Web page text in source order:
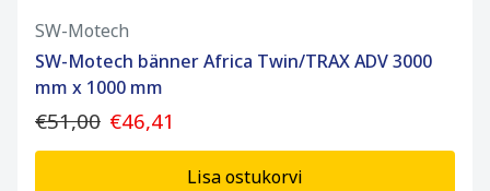
SW-Motech
SW-Motech bänner Africa Twin/TRAX ADV 3000
mm x 1000 mm
€51,00 €46,41
Lisa ostukorvi